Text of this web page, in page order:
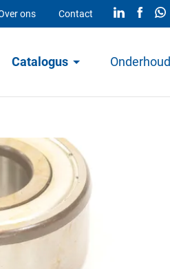
ons Contact
Catalogus Onderhoud